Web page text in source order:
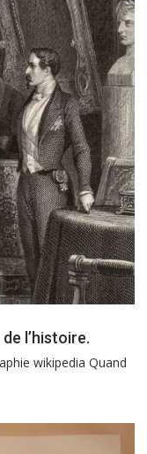
l’histoire.
wikipedia Quand